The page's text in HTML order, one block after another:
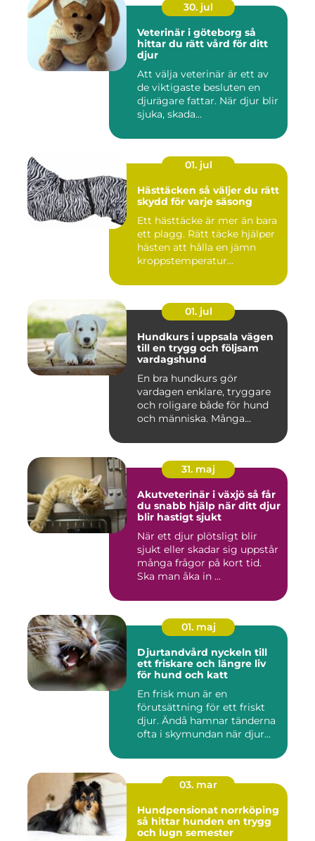
30. jul
Veterinär i göteborg så
hittar du rätt vård för ditt
djur
Att välja veterinär är ett av
de viktigaste besluten en
djurägare fattar. När djur blir
sjuka, skada...
01. jul
Hästtäcken så väljer du rätt
skydd för varje säsong
Ett hästtäcke är mer än bara
ett plagg. Rätt täcke hjälper
hästen att hålla en jämn
kroppstemperatur...
01. jul
Hundkurs i uppsala vägen
till en trygg och följsam
vardagshund
En bra hundkurs gör
vardagen enklare, tryggare
och roligare både för hund
och människa. Många
31. maj
Akutveterinär i växjö så får
du snabb hjälp när ditt djur
blir hastigt sjukt
När ett djur plötsligt blir
sjukt eller skadar sig uppstår
många frågor på kort tid.
Ska man åka in ...
01. maj
Djurtandvård nyckeln till
ett friskare och längre liv
för hund och katt
En frisk mun är en
förutsättning för ett friskt
djur. Ändå hamnar tänderna
ofta i skymundan när djur...
03. mar
Hundpensionat norrköping
så hittar hunden en trygg
och lugn semester